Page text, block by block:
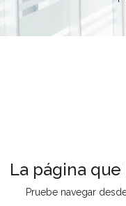
La página
Pruebe navegar